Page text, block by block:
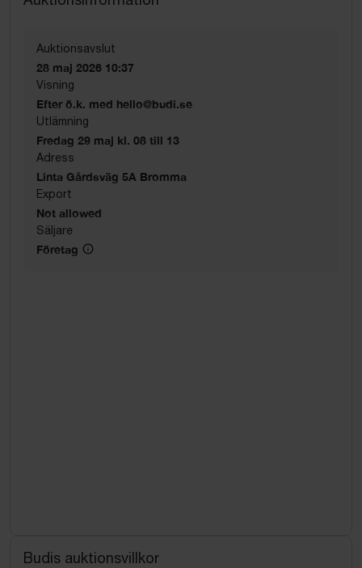
Auktionsavslut
28 maj 2026 10:37
Visning
Efter ö.k. med hello@budi.se
Utlämning
Fredag 29 maj kl. 08 till 13
Adress
Linta Gårdsväg 5A Bromma
Export
Not allowed
Säljare
Företag
Budis auktionsvillkor